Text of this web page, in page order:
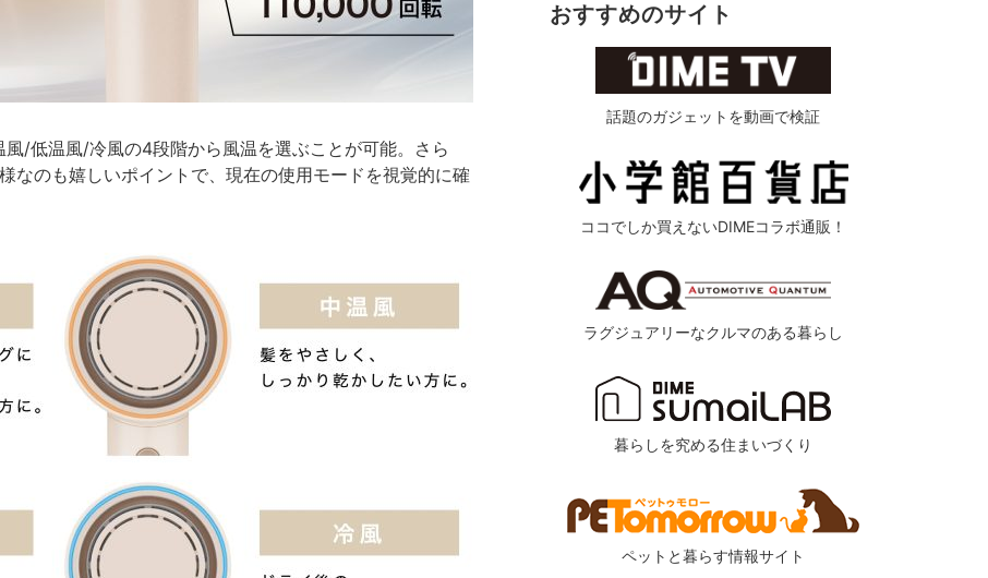
/低温風/冷風の4段階から風温を選ぶことが可能。さら
なのも嬉しいポイントで、現在の使用モードを視覚的に確
おすすめのサイト
話題のガジェットを動画で検証
ココでしか買えないDIMEコラボ通販！
ラグジュアリーなクルマのある暮らし
暮らしを究める住まいづくり
ペットと暮らす情報サイト